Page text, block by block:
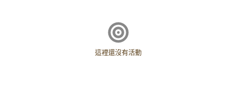
這裡還沒有活動